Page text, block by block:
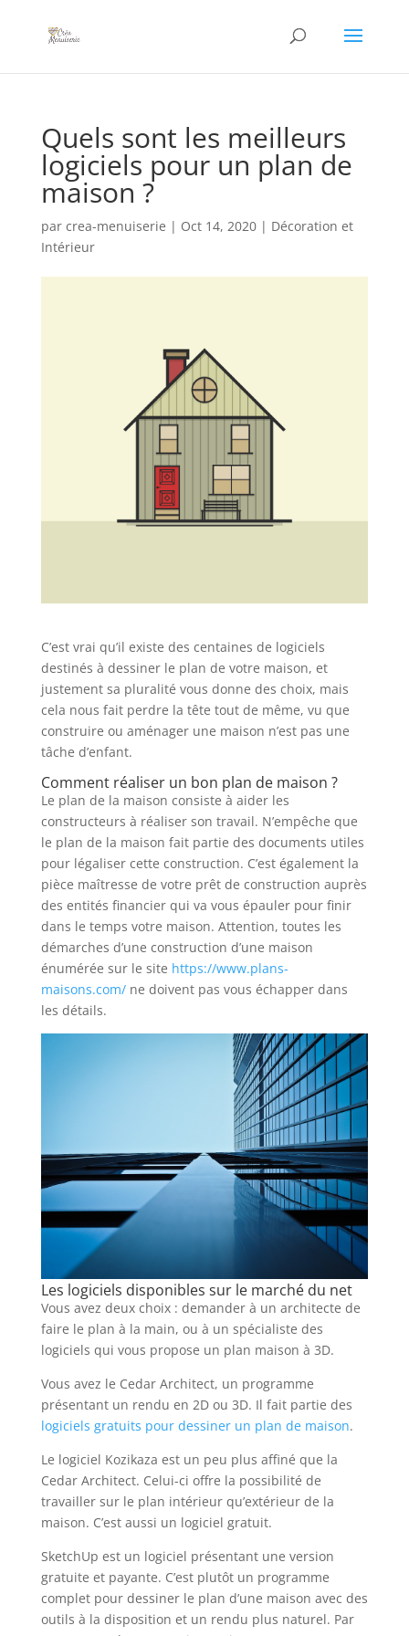
Quels sont les meilleurs
logiciels pour un plan de
maison ?
par crea-menuiserie | Oct 14, 2020| Décoration et
Intérieur
C’est vrai qu’il existe des centaines de logiciels
destinés à dessiner le plan de votre maison, et
justement sa pluralité vous donne des choix, mais
cela nous fait perdre la tête tout de même, vu que
construire ou aménager une maison n’est pas une
tâche d’enfant.
Comment réaliser un bon plan de maison ?
Le plan de la maison consiste à aider les
constructeurs à réaliser son travail. N’empêche que
le plan de la maison fait partie des documents utiles
pour légaliser cette construction. C’est également la
pièce maîtresse de votre prêt de construction auprès
des entités financier qui va vous épauler pour finir
dans le temps votre maison. Attention, toutes les
démarches d’une construction d’une maison
énumérée sur le site https://www.plans-
maisons.com/ne doivent pas vous échapper dans
les détails.
Les logiciels disponibles sur le marché du net
Vous avez deux choix : demander à un architecte de
faire le plan à la main, ou à un spécialiste des
logiciels qui vous propose un plan maison à 3D.
Vous avez le Cedar Architect, un programme
présentant un rendu en 2D ou 3D. Il fait partie des
logiciels gratuits pour dessiner un plan de maison.
Le logiciel Kozikaza est un peu plus affiné que la
Cedar Architect. Celui-ci offre la possibilité de
travailler sur le plan intérieur qu’extérieur de la
maison. C’est aussi un logiciel gratuit.
SketchUp est un logiciel présentant une version
gratuite et payante. C’est plutôt un programme
complet pour dessiner le plan d’une maison avec des
outils à la disposition et un rendu plus naturel. Par